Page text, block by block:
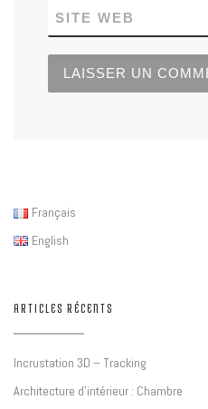
SITE WEB
Français
English
ARTICLES RÉCENTS
Incrustation 3D – Tracking
Architecture d’intérieur : Chambre